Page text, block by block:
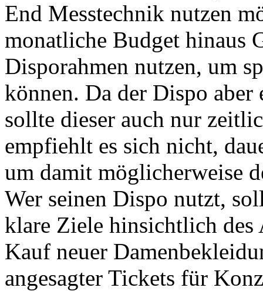
End Messtechnik nutzen
monatliche Budget hinaus
Disporahmen nutzen, um
können. Da der Dispo
sollte dieser auch nur
empfiehlt es sich nicht,
um damit möglicherweise
Wer seinen Dispo nutzt,
klare Ziele hinsichtlich des
Kauf neuer
angesagter Tickets für